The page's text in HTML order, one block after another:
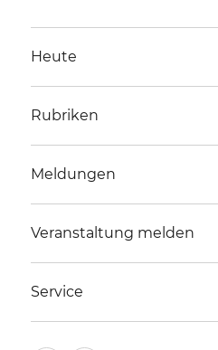
Heute
Rubriken
Meldungen
Veranstaltung melden
Service